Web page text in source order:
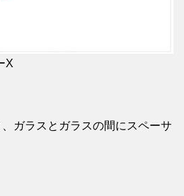
X
ガラスとガラスの間にスペーサ